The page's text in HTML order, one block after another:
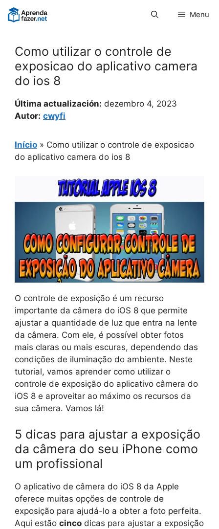
Pular
para
Menu
Como utilizar o controle de
exposicao do aplicativo camera
do ios 8
Última actualización: dezembro 4, 2023
Autor: cwyfi
Início » Como utilizar o controle de exposicao
do aplicativo camera do ios 8
O controle de exposição é um recurso
importante da câmera do iOS 8 que permite
ajustar a quantidade de luz que entra na lente
da câmera. Com ele, é possível obter fotos
mais claras ou mais escuras, dependendo das
condições de iluminação do ambiente. Neste
tutorial, vamos aprender como utilizar o
controle de exposição do aplicativo câmera do
iOS 8 e aproveitar ao máximo os recursos da
sua câmera. Vamos lá!
5 dicas para ajustar a exposição
da câmera do seu iPhone como
um profissional
O aplicativo de câmera do iOS 8 da Apple
oferece muitas opções de controle de
exposição para ajudá-lo a obter a foto perfeita.
Aqui estão cinco dicas para ajustar a exposição